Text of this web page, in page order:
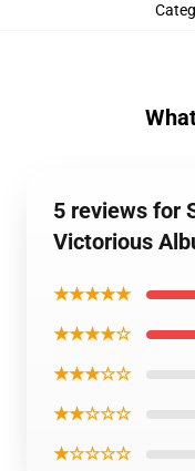
5 reviews for
Victorious
★★★★★
★★★★☆
★★★☆☆
★★☆☆☆
★☆☆☆☆